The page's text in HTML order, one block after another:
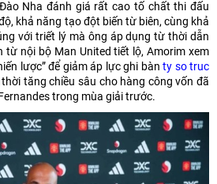
Nha đánh giá rất cao tố chất thi đấu
khả năng tạo đột biến từ biên, cùng khả
với triết lý mà ông áp dụng từ thời dẫn
từ nội bộ Man United tiết lộ, Amorim xem
lược” để giảm áp lực ghi bàn ty so truc
tăng chiều sâu cho hàng công vốn đã
trong mùa giải trước.